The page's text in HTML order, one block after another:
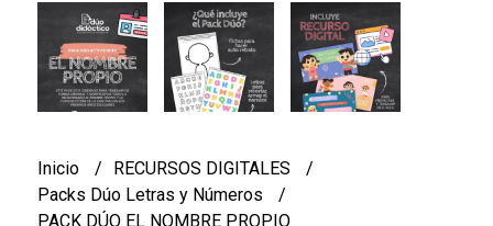
Inicio
RECURSOS DIGITALES
Packs Dúo Letras y Números
PACK DÚO EL NOMBRE PROPIO